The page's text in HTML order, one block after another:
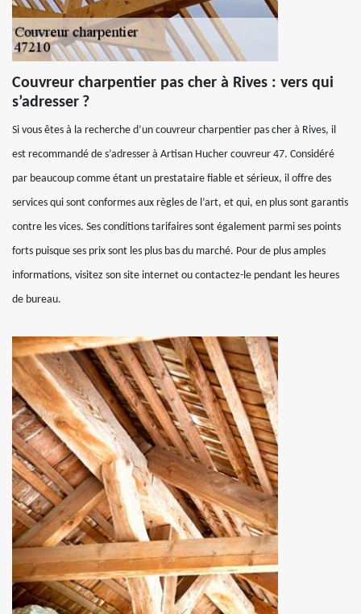
Couvreur charpentier pas cher à Rives : vers qui
s’adresser ?
Si vous êtes à la recherche d’un couvreur charpentier pas cher à Rives, il
est recommandé de s’adresser à Artisan Hucher couvreur 47. Considéré
par beaucoup comme étant un prestataire fiable et sérieux, il offre des
services qui sont conformes aux règles de l’art, et qui, en plus sont garantis
contre les vices. Ses conditions tarifaires sont également parmi ses points
forts puisque ses prix sont les plus bas du marché. Pour de plus amples
informations, visitez son site internet ou contactez-le pendant les heures
de bureau.